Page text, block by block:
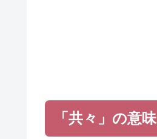
「共々」の意味